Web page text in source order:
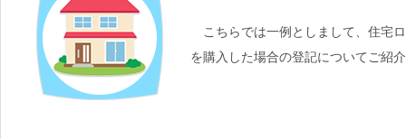
こちらでは一例としまして、住宅
を購入した場合の登記についてご紹